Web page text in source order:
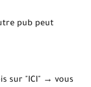
pub peut
sur "ICI" → vous